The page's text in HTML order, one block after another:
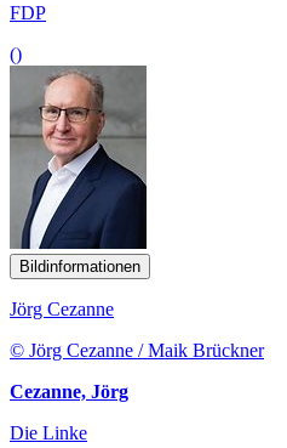
FDP
()
Bildinformationen
Jörg Cezanne
© Jörg Cezanne / Maik Brückner
Cezanne, Jörg
Die Linke